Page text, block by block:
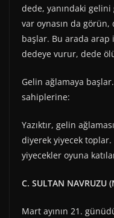
dede, yanındaki
var oynasın da
başlar. Bu arada arap
dedeye vurur, dede
Gelin ağlamaya
sahiplerine:
Yazıktır, gelin
diyerek yiyecek
yiyecekler oyuna
C. SULTAN NAVRUZU
Mart ayının 21.